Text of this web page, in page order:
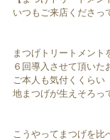
いつもご来店くださ
まつげトリートメント
６回導入させて頂い
ご本人も気付くくらい
地まつげが生えそろっ
こうやってまつげを比